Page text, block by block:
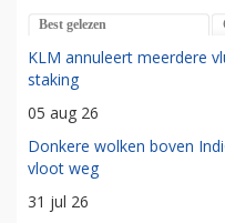
Best gelezen
KLM annuleert meerdere
staking
05 aug 26
Donkere wolken boven
vloot weg
31 jul 26